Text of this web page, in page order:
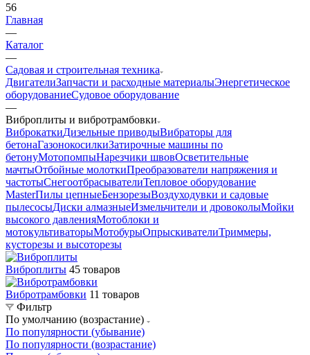
56
Главная
—
Каталог
—
Садовая и строительная техника
ДвигателиЗапчасти и расходные материалыЭнергетическое
оборудованиеСудовое оборудование
—
Виброплиты и вибротрамбовки
ВиброкаткиДизельные приводыВибраторы для
бетонаГазонокосилкиЗатирочные машины по
бетонуМотопомпыНарезчики швовОсветительные
мачтыОтбойные молоткиПреобразователи напряжения и
частотыСнегоотбрасывателиТепловое оборудование
MasterПилы цепныеБензорезыВоздуходувки и садовые
пылесосыДиски алмазныеИзмельчители и дровоколыМойки
высокого давленияМотоблоки и
мотокультиваторыМотобурыОпрыскивателиТриммеры,
кусторезы и высоторезы
Виброплиты 45 товаров
Вибротрамбовки 11 товаров
Фильтр
По умолчанию (возрастание)
По популярности (убывание)
По популярности (возрастание)